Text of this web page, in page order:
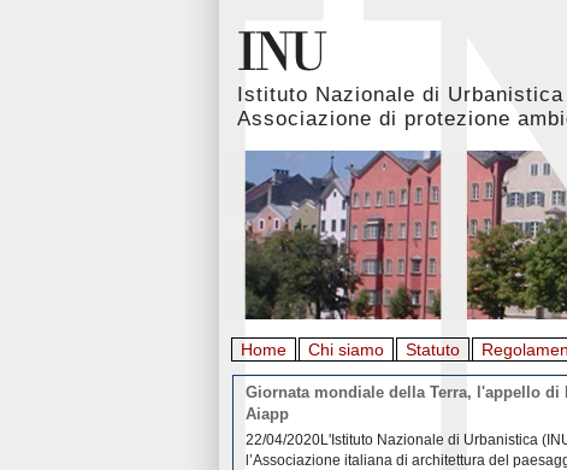
Istituto Nazionale di Urbanistica
Associazione di protezione
Home Chi siamo Statuto
Giornata mondiale della Terra, l'appello di
Aiapp
22/04/2020L'Istituto Nazionale di Urbanistica
l’Associazione italiana di architettura del